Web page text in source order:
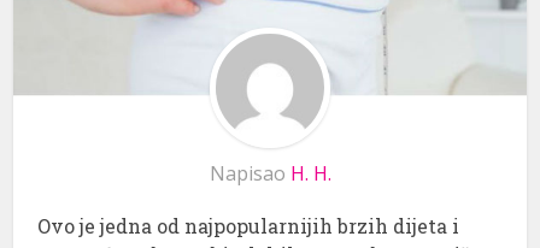
Napisao H. H.
Ovo je jedna od najpopularnijih brzih dijeta i